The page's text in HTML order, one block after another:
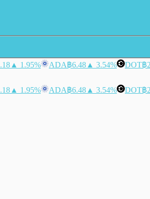
▲ 1.95% ADA฿6.48 ▲ 3.54% DOT฿
▲ 1.95% ADA฿6.48 ▲ 3.54% DOT฿